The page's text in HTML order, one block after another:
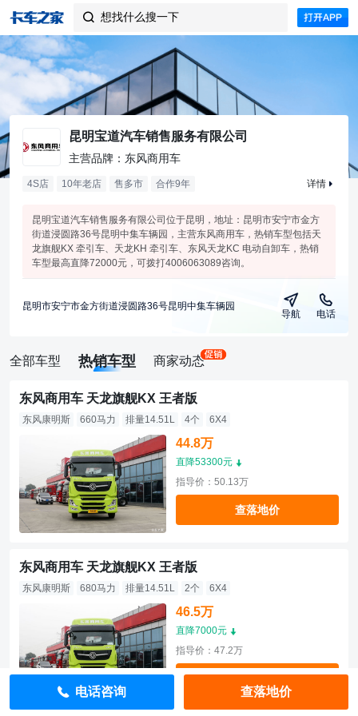
 想找什么搜一下
昆明宝道汽车销售服务有限公司
主营品牌：东风商用车
4S店 10年老店 售多市 合作9年 详情
昆明宝道汽车销售服务有限公司位于昆明，地址：昆明市安宁市金方
街道浸圆路36号昆明中集车辆园，主营东风商用车，热销车型包括天
龙旗舰KX 牵引车、天龙KH 牵引车、东风天龙KC 电动自卸车，热销
车型最高直降72000元，可拨打4006063089咨询。
昆明市安宁市金方街道浸圆路36号昆明中集车辆园
导航 电话
全部车型 热销车型 商家动态
东风商用车 天龙旗舰KX 王者版
东风康明斯 660马力 排量14.51L 4个 6X4
44.8万
直降53300元
指导价：50.13万
查落地价
东风商用车 天龙旗舰KX 王者版
东风康明斯 680马力 排量14.51L 2个 6X4
46.5万
直降7000元
指导价：47.2万
查落地价
电话咨询 查落地价